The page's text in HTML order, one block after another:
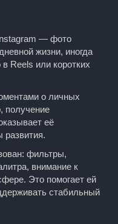
— фото
жизни, иногда
Reels или коротких
о личных
получение
её
развития.
фильтры,
внимание к
Это помогает ей
стабильный